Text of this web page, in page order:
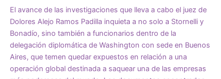
El avance de las investigaciones que lleva a cabo el juez de
Dolores Alejo Ramos Padilla inquieta a no solo a Stornelli y
Bonadío, sino también a funcionarios dentro de la
delegación diplomática de Washington con sede en Buenos
Aires, que temen quedar expuestos en relación a una
operación global destinada a saquear una de las empresas